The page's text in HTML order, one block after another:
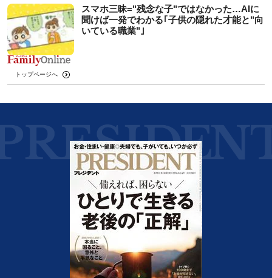
スマホ三昧="残念な子"ではなかった…AIに
聞けば一発でわかる｢子供の隠れた才能と"向
いている職業"｣
トップページへ